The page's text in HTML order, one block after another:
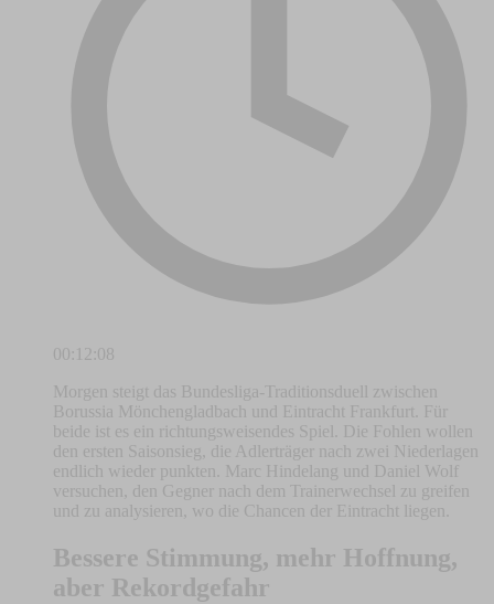
00:12:08
Morgen steigt das Bundesliga-Traditionsduell zwischen
Borussia Mönchengladbach und Eintracht Frankfurt. Für
beide ist es ein richtungsweisendes Spiel. Die Fohlen wollen
den ersten Saisonsieg, die Adlerträger nach zwei Niederlagen
endlich wieder punkten. Marc Hindelang und Daniel Wolf
versuchen, den Gegner nach dem Trainerwechsel zu greifen
und zu analysieren, wo die Chancen der Eintracht liegen.
Bessere Stimmung, mehr Hoffnung,
aber Rekordgefahr